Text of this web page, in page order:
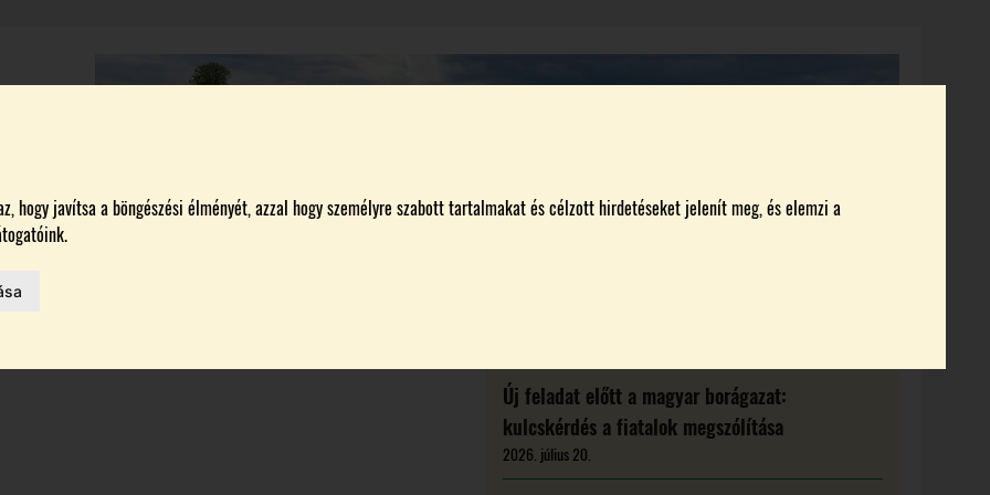
hogy javítsa a böngészési élményét, azzal hogy személyre szabott tartalmakat és célzott hirdetéseket jelenít meg, és elemzi a
BORÁSZATOK MAGYARORSZÁG LEGSZEBB SZŐLŐBIRTOKA 2026 KI KICSODA RENDEZVÉNYEK MAGAZIN
IDÉN
Új feladat előtt a magyar borágazat:
kulcskérdés a fiatalok megszólítása
2026. július 20.